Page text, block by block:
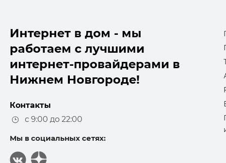
Интернет в дом - мы
работаем с лучшими
интернет-провайдерами в
Нижнем Новгороде!
Контакты
с 9:00 до 22:00
Мы в социальных сетях: